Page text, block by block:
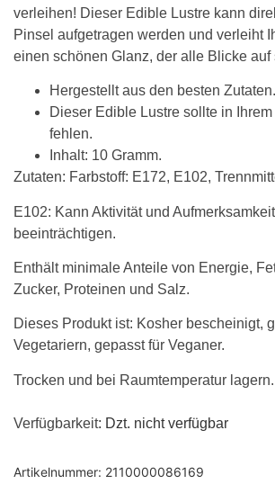
verleihen! Dieser Edible Lustre kann
Pinsel aufgetragen werden und verleiht
einen schönen Glanz, der alle Blicke auf
Hergestellt aus den besten Zutaten.
Dieser Edible Lustre sollte in
fehlen.
Inhalt: 10 Gramm.
Zutaten: Farbstoff: E172, E102,
E102: Kann Aktivität und
beeinträchtigen.
Enthält minimale Anteile von Energie,
Zucker, Proteinen und Salz.
Dieses Produkt ist: Kosher bescheinigt,
Vegetariern, gepasst für Veganer.
Trocken und bei Raumtemperatur lagern.
Verfügbarkeit: Dzt. nicht verfügbar
Artikelnummer: 2110000086169